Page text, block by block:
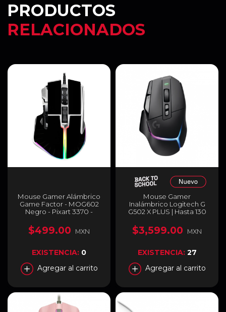
PRODUCTOS
RELACIONADOS
Mouse Gamer Alámbrico
Game Factor - MOG602
Negro - Pixart 3370 -
$499.00 MXN
EXISTENCIA: 0
Agregar al carrito
Mouse Gamer
Inalámbrico Logitech G
G502 X PLUS | Hasta 130
Recargable | 100 a 25600
DPI | Sensor Óptico HERO
Programables | 2.4GHz |
RGB | Negro | 910-006161
$3,599.00 MXN
EXISTENCIA: 27
Agregar al carrito